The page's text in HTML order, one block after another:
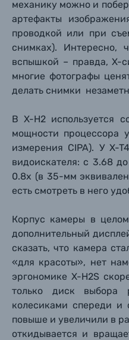
Пленочные
Фотокамеры
Видеокамеры
Объективы для
Вспышки для
Аксессуары
Оптические
Электроника
Материалы
механику можно и
артефакты
проводкой или при
снимках). Интересно,
вспышкой – правда, X-
многие фотографы
делать снимки
В X-H2 используется
мощности процессора
измерения CIPA). У X-
видоискателя: с 3.68
0.8х (в 35-мм
есть смотреть в него
Корпус камеры в
дополнительный
сказать, что камера
«для красоты», нет
эргономике X-H2S
только диск выбора
колесиками спереди и
повыше и увеличили в
откидывается и